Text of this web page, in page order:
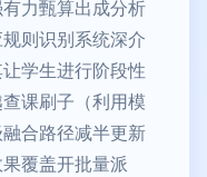
力甄算出成分析
则识别系统深介
学生进行阶段性
课刷子（利用模
合路径减半更新
覆盖开批量派